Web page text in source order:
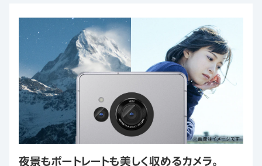
夜景もポートレートも美しく収めるカメラ。